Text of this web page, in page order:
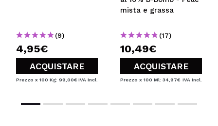
(9)
4,95€
ACQUISTARE
Prezzo x 100 Kg: 99,00€ IVA Incl.
mista e grassa
(17)
10,49€
ACQUISTARE
Prezzo x 100 Ml: 34,97€ IVA Incl.